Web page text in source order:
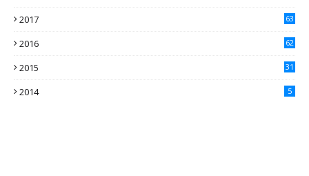
2017 63
2016
62
2015
31
2014 5